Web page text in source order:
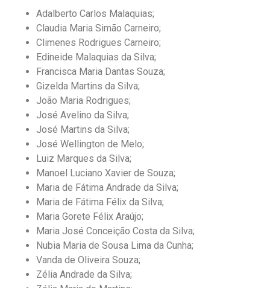
Adalberto Carlos Malaquias;
Claudia Maria Simão Carneiro;
Climenes Rodrigues Carneiro;
Edineide Malaquias da Silva;
Francisca Maria Dantas Souza;
Gizelda Martins da Silva;
João Maria Rodrigues;
José Avelino da Silva;
José Martins da Silva;
José Wellington de Melo;
Luiz Marques da Silva;
Manoel Luciano Xavier de Souza;
Maria de Fátima Andrade da Silva;
Maria de Fátima Félix da Silva;
Maria Gorete Félix Araújo;
Maria José Conceição Costa da Silva;
Nubia Maria de Sousa Lima da Cunha;
Vanda de Oliveira Souza;
Zélia Andrade da Silva;